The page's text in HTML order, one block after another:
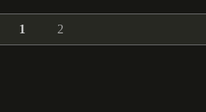
1 2